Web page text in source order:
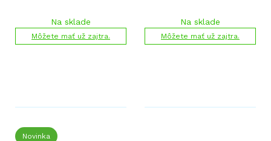
Na sklade
Môžete mať už zajtra.
Na sklade
Môžete mať už zajtra.
Novinka